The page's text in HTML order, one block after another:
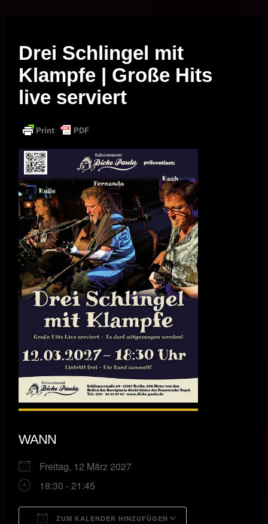
Drei Schlingel mit
Klampfe | Große Hits
live serviert
WANN
Freitag, 12 März 2027
18:30 - 21:45
ZUM KALENDER HINZUFÜGEN